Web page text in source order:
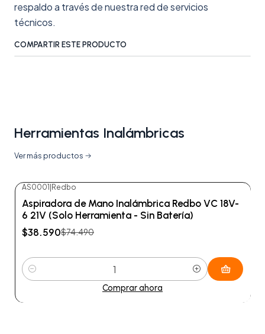
respaldo a través de nuestra red de servicios
técnicos.
COMPARTIR ESTE PRODUCTO
Herramientas Inalámbricas
Ver más productos
AS0001 Redbo
Aspiradora de Mano Inalámbrica Redbo VC 18V-
6 21V (Solo Herramienta - Sin Batería)
$38.590$74.490
Cantidad
Comprar ahora